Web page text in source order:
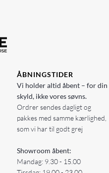
ÅBNINGSTIDER
Vi holder altid åbent – for din
skyld, ikke vores søvns.
Ordrer sendes dagligt og
pakkes med samme kærlighed,
som vi har til godt grej
Showroom åbent:
Mandag: 9.30 - 15.00